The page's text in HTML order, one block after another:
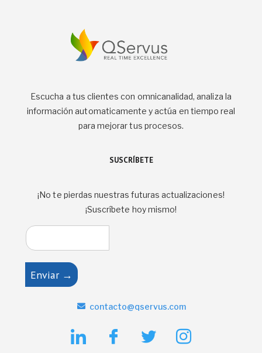
Escucha a tus clientes con omnicanalidad, analiza la
información automaticamente y actúa en tiempo real
para mejorar tus procesos.
SUSCRÍBETE
¡No te pierdas nuestras futuras actualizaciones!
¡Suscríbete hoy mismo!
Enviar →
contacto@qservus.com